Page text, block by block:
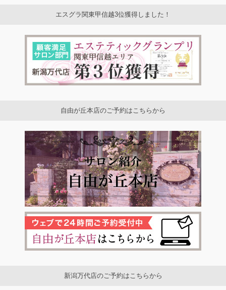
エスグラ関東甲信越3位獲得しました！
自由が丘本店のご予約はこちらから
新潟万代店のご予約はこちらから